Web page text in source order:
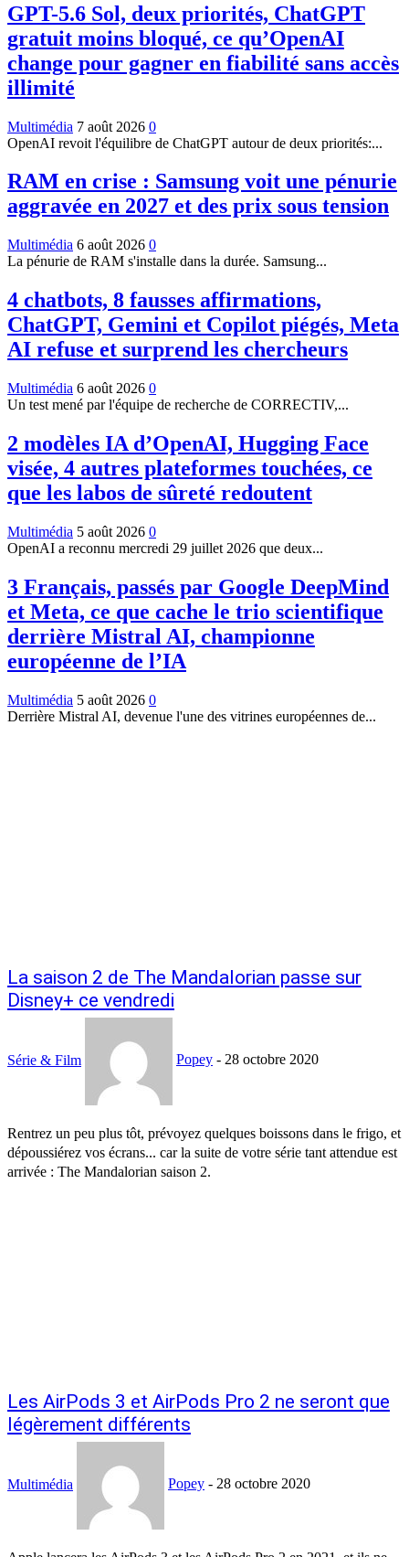
GPT-5.6 Sol, deux priorités, ChatGPT
gratuit moins bloqué, ce qu’OpenAI
change pour gagner en fiabilité sans accès
illimité
Multimédia 7 août 2026 0
OpenAI revoit l'équilibre de ChatGPT autour de deux priorités:...
RAM en crise : Samsung voit une pénurie
aggravée en 2027 et des prix sous tension
Multimédia 6 août 2026 0
La pénurie de RAM s'installe dans la durée. Samsung...
4 chatbots, 8 fausses affirmations,
ChatGPT, Gemini et Copilot piégés, Meta
AI refuse et surprend les chercheurs
Multimédia 6 août 2026 0
Un test mené par l'équipe de recherche de CORRECTIV,...
2 modèles IA d’OpenAI, Hugging Face
visée, 4 autres plateformes touchées, ce
que les labos de sûreté redoutent
Multimédia 5 août 2026 0
OpenAI a reconnu mercredi 29 juillet 2026 que deux...
3 Français, passés par Google DeepMind
et Meta, ce que cache le trio scientifique
derrière Mistral AI, championne
européenne de l’IA
Multimédia 5 août 2026 0
Derrière Mistral AI, devenue l'une des vitrines européennes de...
La saison 2 de The Mandalorian passe sur
Disney+ ce vendredi
Série & Film Popey - 28 octobre 2020
Rentrez un peu plus tôt, prévoyez quelques boissons dans le frigo, et
dépoussiérez vos écrans... car la suite de votre série tant attendue est
arrivée : The Mandalorian saison 2.
Les AirPods 3 et AirPods Pro 2 ne seront que
légèrement différents
Multimédia Popey - 28 octobre 2020